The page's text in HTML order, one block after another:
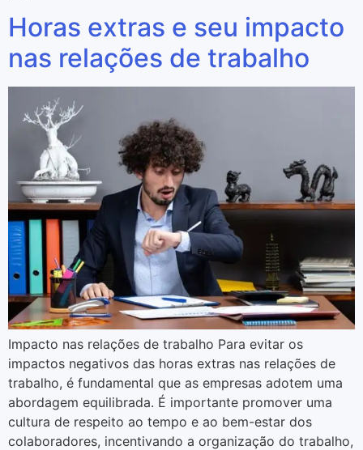
Horas extras e seu impacto
nas relações de trabalho
Impacto nas relações de trabalho Para evitar os
impactos negativos das horas extras nas relações de
trabalho, é fundamental que as empresas adotem uma
abordagem equilibrada. É importante promover uma
cultura de respeito ao tempo e ao bem-estar dos
colaboradores, incentivando a organização do trabalho,